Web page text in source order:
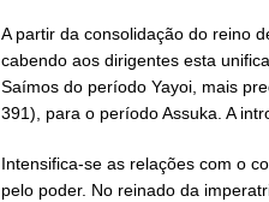
A partir da consolidação do reino
cabendo aos dirigentes esta
Saímos do período Yayoi, mais
391), para o período Assuka. A
Intensifica-se as relações com o
pelo poder. No reinado da